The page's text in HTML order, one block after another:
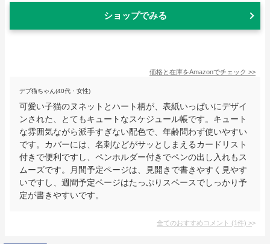
ショップでみる
価格と在庫をAmazonでチェック >>
デブ猫ちゃん(40代・女性)
可愛い子猫のヌネットとハート柄が、表紙いっぱいにデザイ
ンされた、とてもキュートなスケジュール帳です。キュート
な雰囲気ながら派手すぎない配色で、年齢問わず使いやすい
です。カバーには、名刺などがサッとしまえるカードリスト
付きで便利ですし、ペンホルダー付きでペンの出し入れもス
ムーズです。月間予定ページは、見開きで書きやすく見やす
いですし、週間予定ページはたっぷりスペースでしっかり予
定が書きやすいです。
全てのおすすめコメント (1件) >